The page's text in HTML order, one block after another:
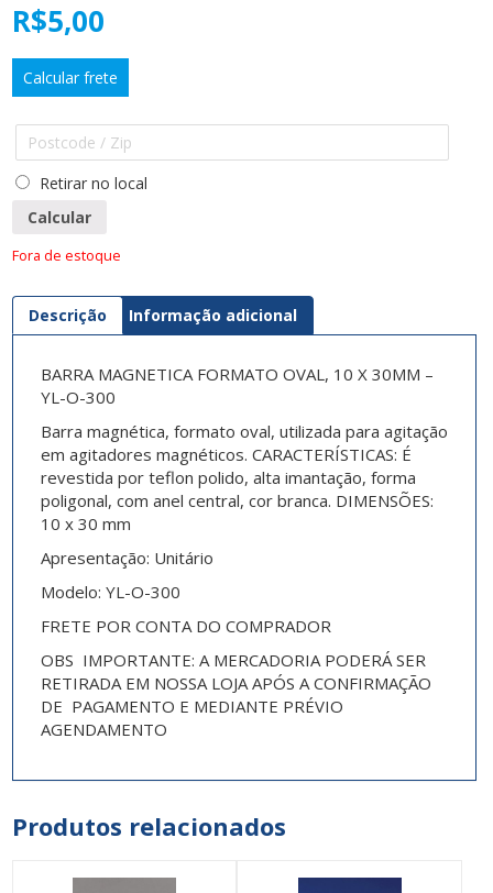
R$5,00
Calcular frete
Retirar no local
Calcular
Fora de estoque
Descrição Informação adicional
BARRA MAGNETICA FORMATO OVAL, 10 X 30MM –
YL-O-300
Barra magnética, formato oval, utilizada para agitação
em agitadores magnéticos. CARACTERÍSTICAS: É
revestida por teflon polido, alta imantação, forma
poligonal, com anel central, cor branca. DIMENSÕES:
10 x 30 mm
Apresentação: Unitário
Modelo: YL-O-300
FRETE POR CONTA DO COMPRADOR
OBS IMPORTANTE: A MERCADORIA PODERÁ SER
RETIRADA EM NOSSA LOJA APÓS A CONFIRMAÇÃO
DE PAGAMENTO E MEDIANTE PRÉVIO
AGENDAMENTO
Produtos relacionados